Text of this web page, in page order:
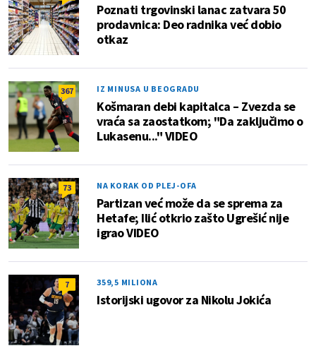
Poznati trgovinski lanac zatvara 50
prodavnica: Deo radnika već dobio
otkaz
367 IZ MINUSA U BEOGRADU
Košmaran debi kapitalca – Zvezda se
vraća sa zaostatkom; "Da zaključimo o
Lukasenu..." VIDEO
73 NA KORAK OD PLEJ-OFA
Partizan već može da se sprema za
Hetafe; Ilić otkrio zašto Ugrešić nije
igrao VIDEO
7 359,5 MILIONA
Istorijski ugovor za Nikolu Jokića